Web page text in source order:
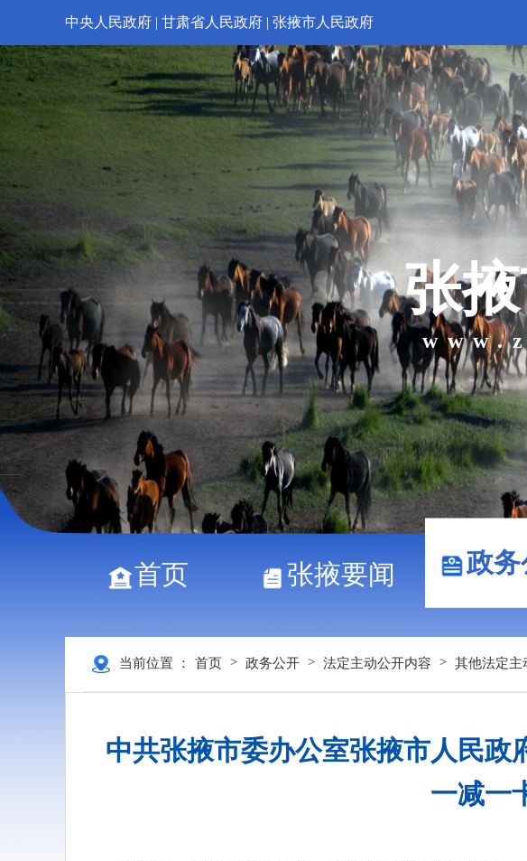
中央人民政府 | 甘肃省人民政府 | 张掖市人民政府
张
首页 张掖要闻 政
当前位置 ： 首页 > 政务公开 > 法定主动公开内容 > 其他法定主
中共张掖市委办公室张掖市人民
一减一